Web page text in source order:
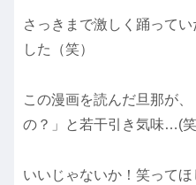
さっきまで激しく踊って
した（笑）
この漫画を読んだ旦那が
の？」と若干引き気味…(
いいじゃないか！笑って